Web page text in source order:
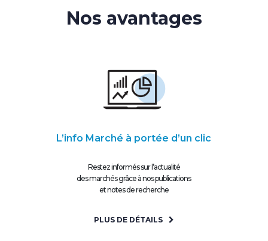
Nos avantages
L’info Marché à portée d’un clic
Restez informés sur l’actualité
des marchés grâce à nos publications
et notes de recherche
PLUS DE DÉTAILS